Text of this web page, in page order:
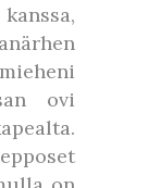
ovi